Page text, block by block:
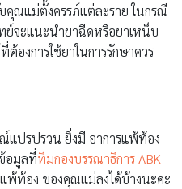
ณแม่ตั้งครรภ์แต่ละราย ในกรณี
ย์จะแนะนำยาฉีดหรือยาเหน็บ
องการใช้ยาในการรักษาควร
แปรปรวน ยิ่งมี อาการแพ้ท้อง
อมูลที่ทีมกองบรรณาธิการ ABK
พ้ท้อง ของคุณแม่ลงได้บ้างนะคะ